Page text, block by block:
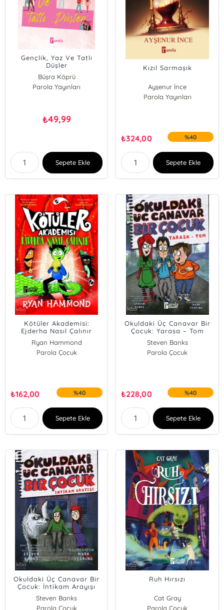
Gençlik, Yaz Ve Tatlı
Düşler
Büşra Köprü
Parola Yayınları
₺49,99
Sepete Ekle
Kızıl Sarmaşık
Ayşenur İnce
Parola Yayınları
₺324,00 %40
Sepete Ekle
Kötüler Akademisi:
Ejderha Nasıl Çalınır
Ryan Hammond
Parola Çocuk
₺162,00 %40
Sepete Ekle
Okuldaki Üç Canavar Bir
Çocuk: Yarasa – Tom
Steven Banks
Parola Çocuk
₺228,00 %40
Sepete Ekle
Okuldaki Üç Canavar Bir
Çocuk: İntikam Arayışı
Steven Banks
Parola Çocuk
Ruh Hırsızı
Cat Gray
Parola Çocuk